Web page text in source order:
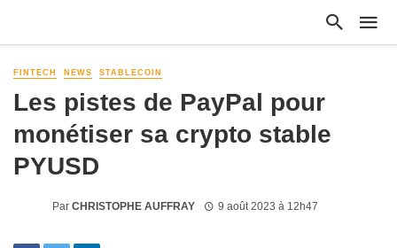
FINTECH NEWS STABLECOIN
Les pistes de PayPal pour
monétiser sa crypto stable
PYUSD
Par CHRISTOPHE AUFFRAY 9 août 2023 à 12h47